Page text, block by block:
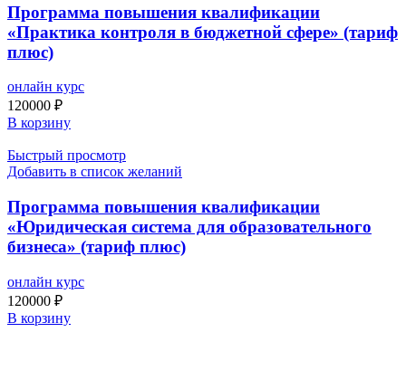
Программа повышения квалификации
«Практика контроля в бюджетной сфере» (тариф
плюс)
онлайн курс
120000 ₽
В корзину
Быстрый просмотр
Добавить в список желаний
Программа повышения квалификации
«Юридическая система для образовательного
бизнеса» (тариф плюс)
онлайн курс
120000 ₽
В корзину